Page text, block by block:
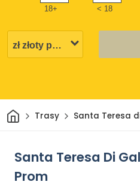
18+ < 18
DomTrasy Santa Teresa
Santa Teresa Di
Prom